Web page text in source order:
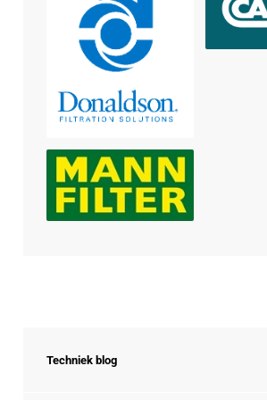
Techniek blog